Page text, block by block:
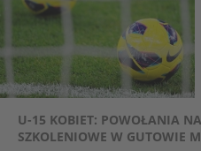
U-15 KOBIET: POWOŁANIA
SZKOLENIOWE W GUTOWIE